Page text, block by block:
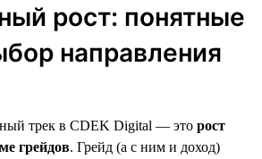
рост: понятные
направления
трек в CDEK Digital — это рост
грейдов. Грейд (а с ним и доход)